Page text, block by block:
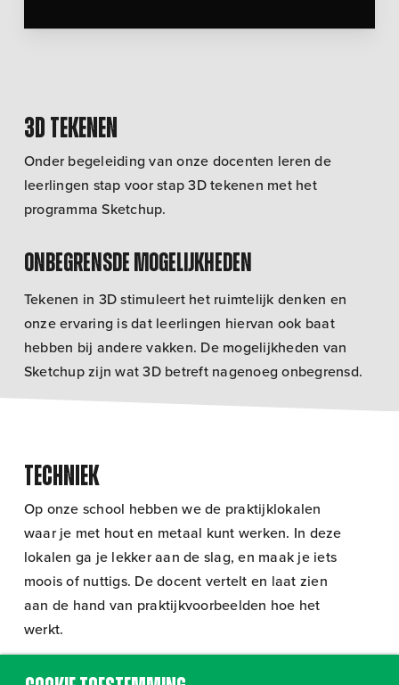
3D tekenen
Onder begeleiding van onze docenten leren de
leerlingen stap voor stap 3D tekenen met het
programma Sketchup.
onbegrensde mogelijkheden
Tekenen in 3D stimuleert het ruimtelijk denken en
onze ervaring is dat leerlingen hiervan ook baat
hebben bij andere vakken. De mogelijkheden van
Sketchup zijn wat 3D betreft nagenoeg onbegrensd.
Techniek
Op onze school hebben we de praktijklokalen
waar je met hout en metaal kunt werken. In deze
lokalen ga je lekker aan de slag, en maak je iets
moois of nuttigs. De docent vertelt en laat zien
aan de hand van praktijkvoorbeelden hoe het
werkt.